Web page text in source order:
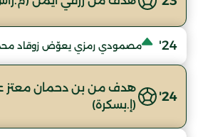
24' مصمودي رمزي يعوّض زوقاد
24'
هدف من بن دحمان معتز
(إ.بسكرة)